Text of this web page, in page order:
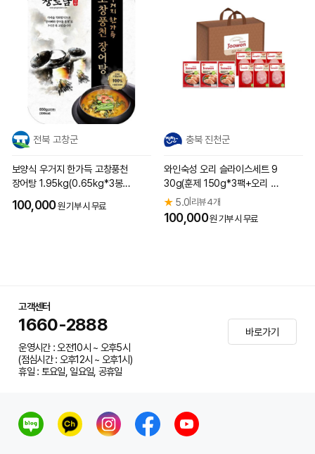
전북 고창군
보양식 우거지 한가득 고창풍천
장어탕 1.95kg(0.65kg*3봉
100,000원 기부 시 무료
충북 진천군
와인숙성 오리 슬라이스세트 9
30g(훈제 150g*3팩+오리 8
0g*6팩)
★ 5.0 리뷰 4개
100,000원 기부 시 무료
고객센터
1660-2888
운영시간 : 오전10시 ~ 오후5시
(점심시간 : 오후12시 ~ 오후1시)
휴일 : 토요일, 일요일, 공휴일
바로가기